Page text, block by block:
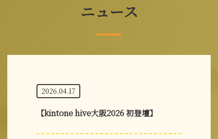
ニュース
2026.04.17
【kintone hive大阪2026 初登壇】